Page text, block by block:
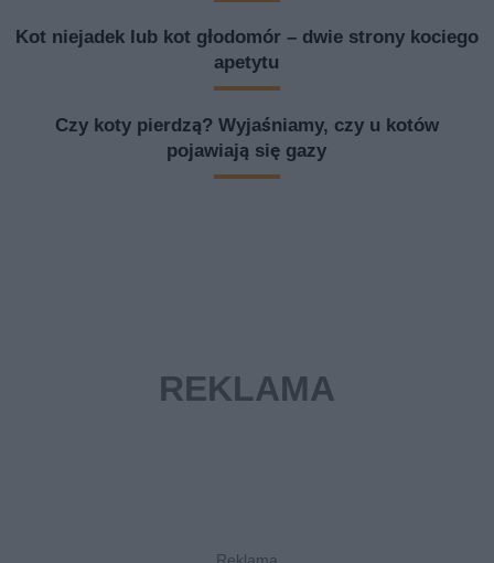
Kot niejadek lub kot głodomór – dwie strony kociego
apetytu
Czy koty pierdzą? Wyjaśniamy, czy u kotów
pojawiają się gazy